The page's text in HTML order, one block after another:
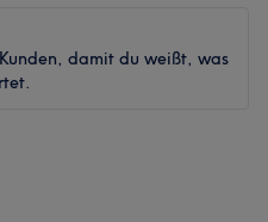
damit du weißt, was